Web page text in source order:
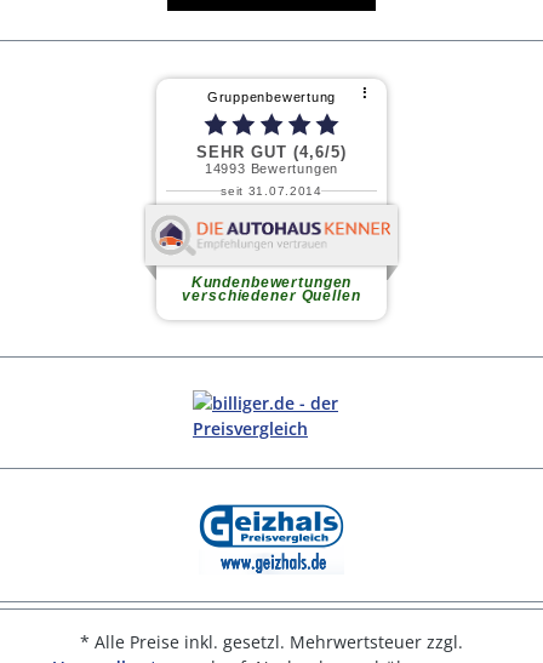
* Alle Preise inkl. gesetzl. Mehrwertsteuer zzgl.